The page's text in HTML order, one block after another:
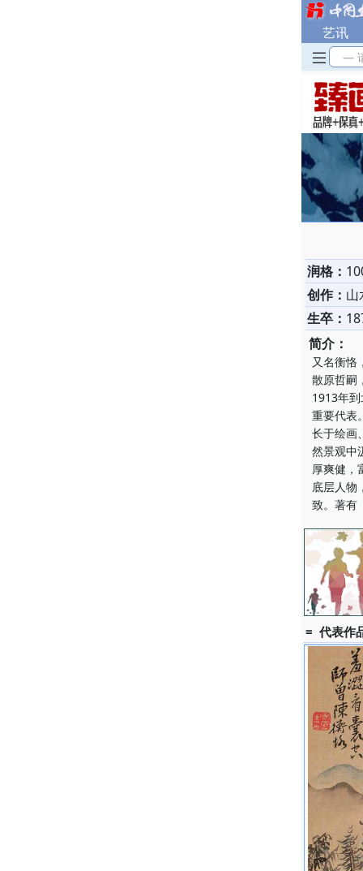
艺讯
—
润格：
创作： 山
生卒：
简介：
又名衡恪
散原哲嗣
1913年
重要代表
长于绘画
然景观中
厚爽健，
底层人物
致。著有
= 代表作